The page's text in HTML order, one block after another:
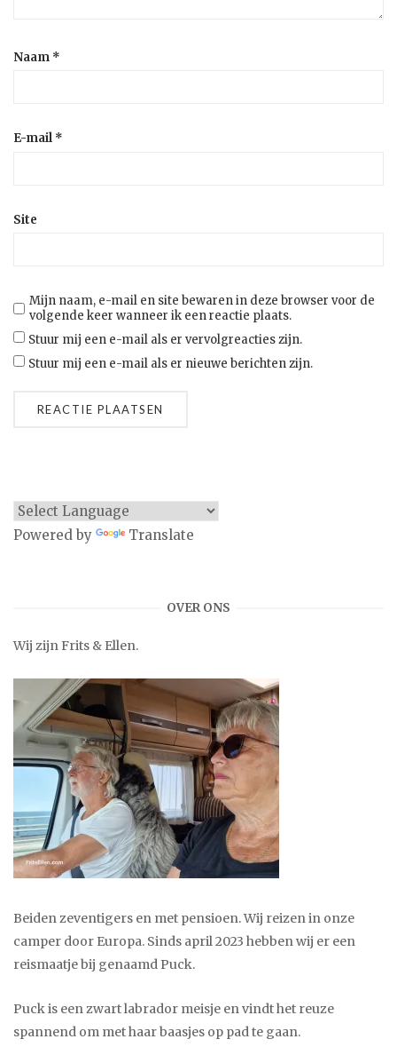
Naam *
E-mail *
Site
Mijn naam, e-mail en site bewaren in deze browser voor de
volgende keer wanneer ik een reactie plaats.
Stuur mij een e-mail als er vervolgreacties zijn.
Stuur mij een e-mail als er nieuwe berichten zijn.
Powered by Translate
OVER ONS
Wij zijn Frits & Ellen.
Beiden zeventigers en met pensioen. Wij reizen in onze
camper door Europa. Sinds april 2023 hebben wij er een
reismaatje bij genaamd Puck.
Puck is een zwart labrador meisje en vindt het reuze
spannend om met haar baasjes op pad te gaan.